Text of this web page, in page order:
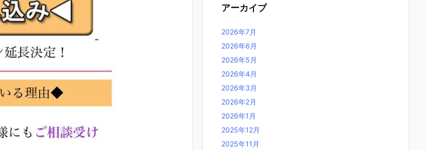
アーカイブ
2026年7月
2026年6月
2026年5月
2026年4月
2026年3月
2026年2月
2026年1月
2025年12月
2025年11月